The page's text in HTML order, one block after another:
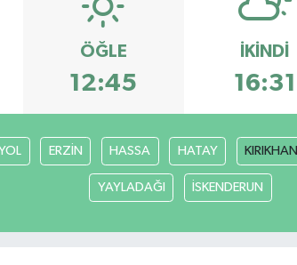
ÖĞLE
12:45
İKINDI
16:31
ERZİN HASSA HATAY KIRIKHAN
YAYLADAĞI İSKENDERUN